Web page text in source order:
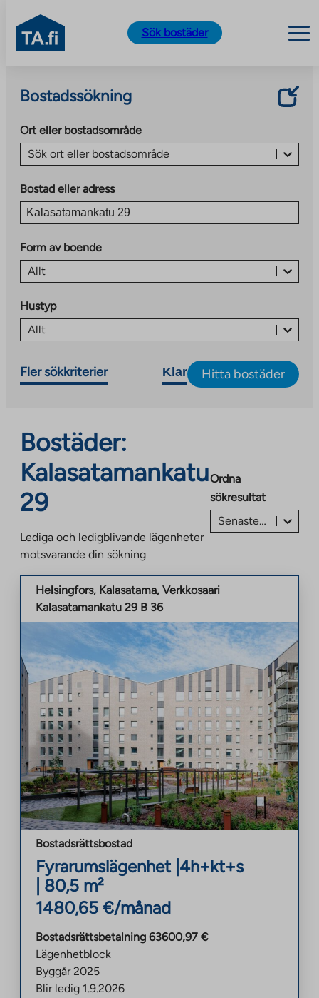
TA.fi
Sök bostäder
Bostadssökning
Ort eller bostadsområde
Sök ort eller bostadsområde
Bostad eller adress
Form av boende
Allt
Hustyp
Allt
Fler sökkriterier Klar Hitta bostäder
Bostäder:
Kalasatamankatu
29
Lediga och ledigblivande lägenheter
motsvarande din sökning
Ordna
sökresultat
Senaste annonsen först
Helsingfors, Kalasatama, Verkkosaari
Kalasatamankatu 29 B 36
Bostadsrättsbostad
Fyrarumslägenhet| 4h+kt+s
80,5 m²
1480,65 €/månad
Bostadsrättsbetalning 63600,97 €
Lägenhetblock
Byggår 2025
Blir ledig 1.9.2026